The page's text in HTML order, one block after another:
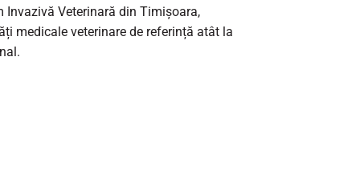
Invazivă Veterinară din Timișoara,
medicale veterinare de referință atât la